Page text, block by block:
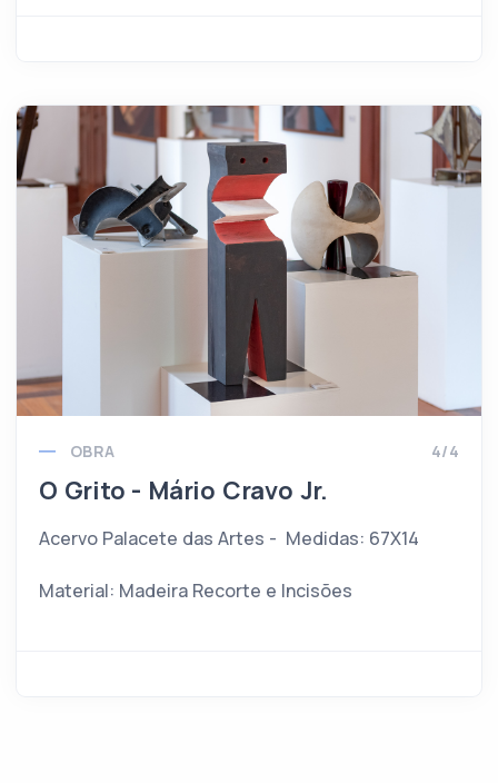
OBRA 4/4
O Grito - Mário Cravo Jr.
Acervo Palacete das Artes - Medidas: 67X14
Material: Madeira Recorte e Incisões